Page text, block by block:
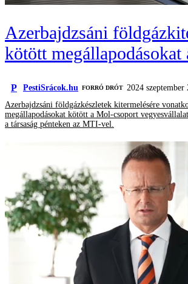
Azerbajdzsáni
kötött megállapodásokat
P PestiSrácok.hu FORRÓ DRÓT 2024 szeptember
Azerbajdzsáni földgázkészletek kitermelésére
megállapodásokat kötött a Mol-csoport
a társaság pénteken az MTI-vel.